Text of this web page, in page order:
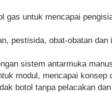
gas untuk mencapai
pestisida, obat-obatan dan
sistem antarmuka
modul, mencapai konsep
botol tanpa pelacakan